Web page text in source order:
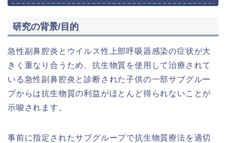
研究の背景/目的
急性副鼻腔炎とウイルス性上部呼吸器感染の症状が大
きく重なり合うため、抗生物質を使用して治療されて
いる急性副鼻腔炎と診断された子供の一部サブグルー
プからは抗生物質の利益がほとんど得られないことが
示唆されます。
事前に指定されたサブグループで抗生物質療法を適切